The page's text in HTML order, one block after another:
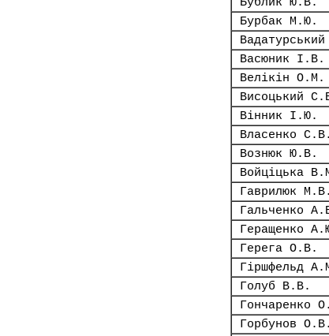
Бурбак М.Ю.
Васюник І.В.
Велікін О.М.
Висоцький
Вінник І.Ю.
Власенко С.В.
Вознюк Ю.В.
Войціцька
Гаврилюк М.В.
Гальченко
Геращенко
Герега О.В.
Гіршфельд
Голуб В.В.
Гончаренко
Горбунов О.В.